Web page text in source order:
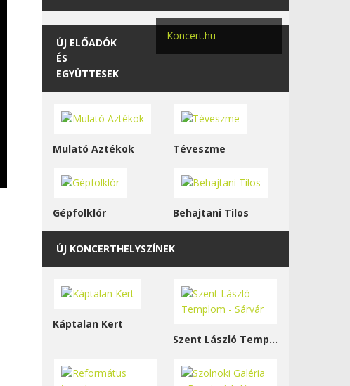
Koncert.hu
ÚJ ELŐADÓK
ÉS
EGYÜTTESEK
Mulató Aztékok Téveszme
Gépfolklór Behajtani Tilos
ÚJ KONCERTHELYSZÍNEK
Káptalan Kert
Szent László Templom - Sárvár